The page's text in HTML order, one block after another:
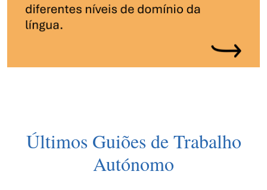
Últimos Guiões de Trabalho
Autónomo